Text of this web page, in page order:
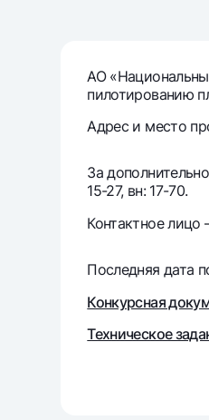
Тарифы
Часто
Ищите по
Найти
Полезные ссылки
Следите за нами в
АО
пилотированию
Адрес и место
За
15-27, вн: 17-70.
Контактное лицо
Последняя дата
Конкурсная
Техническое